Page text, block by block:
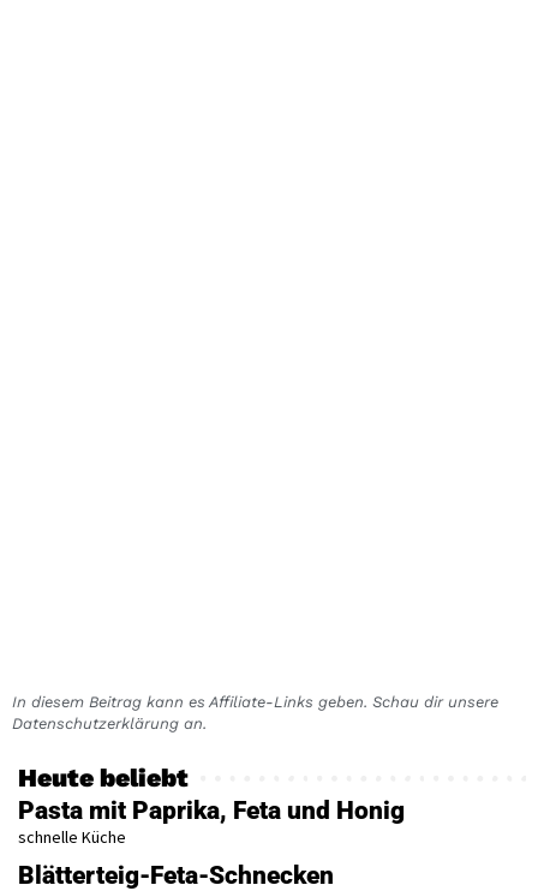
In diesem Beitrag kann es Affiliate-Links geben. Schau dir unsere
Datenschutzerklärung an.
Heute beliebt
Pasta mit Paprika, Feta und Honig
schnelle Küche
Blätterteig-Feta-Schnecken